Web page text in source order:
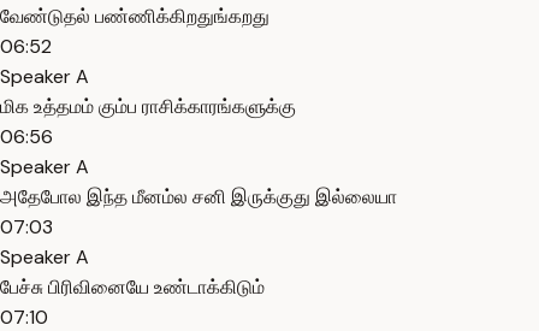
வேண்டுதல் பண்ணிக்கிறதுங்கறது
06:52
Speaker A
மிக உத்தமம் கும்ப ராசிக்காரங்களுக்கு
06:56
Speaker A
அதேபோல இந்த மீனம்ல சனி இருக்குது இல்லையா
07:03
Speaker A
பேச்சு பிரிவினையே உண்டாக்கிடும்
07:10